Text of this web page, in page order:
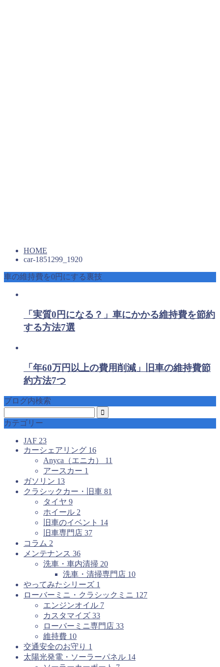
HOME
car-1851299_1920
車の維持費を0円にする裏技
「実質0円になる？」車にかかる維持費を節約
する方法7選
「年60万円以上の費用削減」旧車の維持費節
約方法7つ
ブログ内検索
カテゴリー
JAF 23
カーシェアリング 16
Anyca（エニカ） 11
アースカー 1
ガソリン 13
クラシックカー・旧車 81
タイヤ 9
ホイール 2
旧車のイベント 14
旧車専門店 37
コラム 2
メンテナンス 36
洗車・車内清掃 20
洗車・清掃専門店 10
やってみたシリーズ 1
ローバーミニ・クラシックミニ 127
エンジンオイル 7
カスタマイズ 33
ローバーミニ専門店 33
維持費 10
交通安全のお守り 1
太陽光発電・ソーラーパネル 14